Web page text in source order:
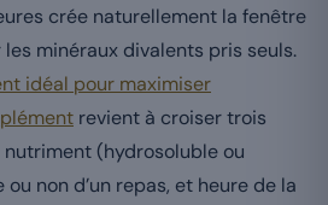
crée naturellement la fenêtre
minéraux divalents pris seuls.
idéal pour maximiser
revient à croiser trois
(hydrosoluble ou
non d’un repas, et heure de la